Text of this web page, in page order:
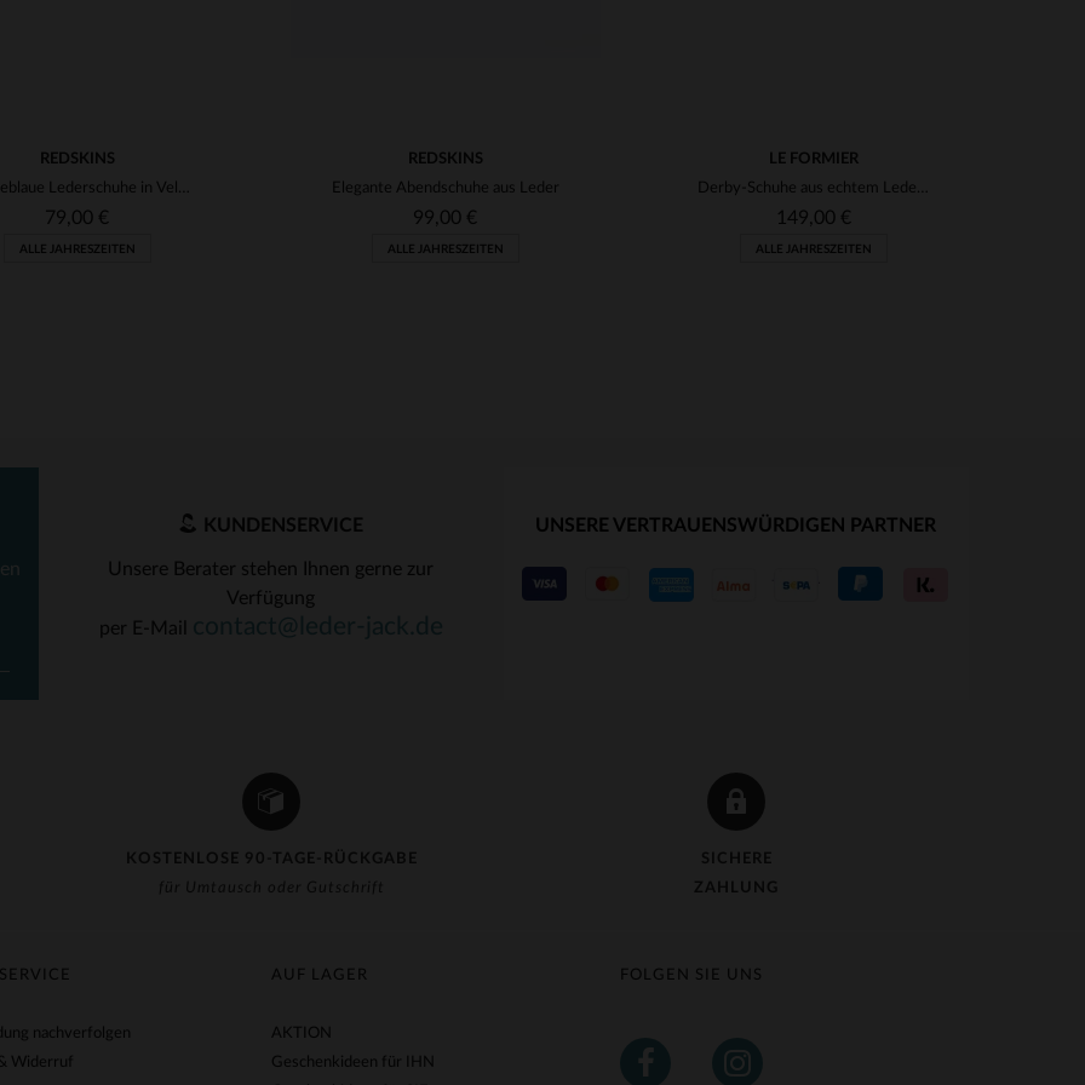
REDSKINS
marineblaue Lederschuhe in Velours-Optik
79,00 €
ALLE JAHRESZEITEN
REDSKINS
Elegante Abendschuhe aus Leder
99,00 €
ALLE JAHRESZEITEN
LE FORMIER
Derby-Schuhe aus echtem Leder made in france
149,00 €
ALLE JAHRESZEITEN
KOSTENLOSE 90-TAGE-RÜCKGABE
für Umtausch oder Gutschrift
SICHERE
ZAHLUNG
KUNDENSERVICE
Unsere Berater stehen Ihnen gerne zur
Verfügung
per E-Mail
UNSERE VERTRAUENSWÜRDIGEN PARTNER
FOLGEN SIE UNS
nachverfolgen
Widerruf
AUF LAGER
AKTION
Geschenkideen für IHN